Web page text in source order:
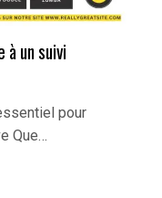
un suivi
pour
Que…